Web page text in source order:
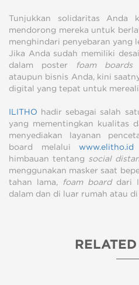
Tunjukkan solidaritas Anda
mendorong mereka untuk
menghindari penyebaran yang
Jika Anda sudah memiliki
dalam poster
foam boards
ataupun bisnis Anda, kini
digital yang tepat untuk
ILITHO hadir sebagai salah
yang mementingkan kualitas
menyediakan layanan
board melaluiwww.elitho.id
himbauan tentang social
menggunakan masker saat
tahan lama,
foam boarddari
dalam dan di luar rumah atau